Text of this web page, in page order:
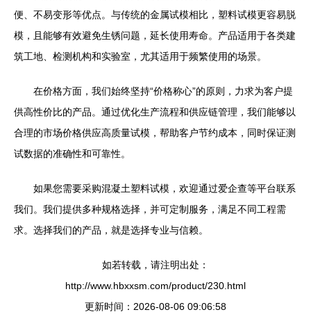
便、不易变形等优点。与传统的金属试模相比，塑料试模更容易脱
模，且能够有效避免生锈问题，延长使用寿命。产品适用于各类建
筑工地、检测机构和实验室，尤其适用于频繁使用的场景。
在价格方面，我们始终坚持“价格称心”的原则，力求为客户提
供高性价比的产品。通过优化生产流程和供应链管理，我们能够以
合理的市场价格供应高质量试模，帮助客户节约成本，同时保证测
试数据的准确性和可靠性。
如果您需要采购混凝土塑料试模，欢迎通过爱企查等平台联系
我们。我们提供多种规格选择，并可定制服务，满足不同工程需
求。选择我们的产品，就是选择专业与信赖。
如若转载，请注明出处：
http://www.hbxxsm.com/product/230.html
更新时间：2026-08-06 09:06:58